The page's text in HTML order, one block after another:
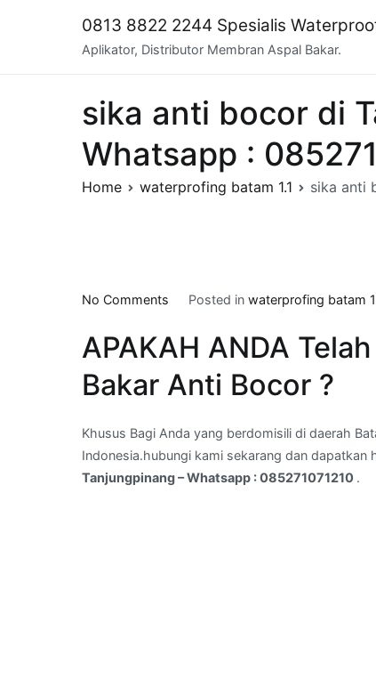
0813 8822 2244 Spesialis
Aplikator, Distributor Membran Aspal Bakar.
sika anti bocor di
Whatsapp :
Home waterprofing batam 1.1 sika anti
No Comments
anti
di
Kota
,Kota
Tanjungpinang
Posted in waterprofing batam
APAKAH ANDA
Bakar Anti Bocor ?
Khusus Bagi Anda yang berdomisili di daerah
Indonesia.hubungi kami sekarang dan dapatkan
Tanjungpinang – Whatsapp : 085271071210 .